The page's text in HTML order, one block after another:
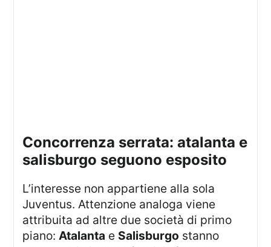
concorrenza serrata: atalanta e
salisburgo seguono esposito
L’interesse non appartiene alla sola
Juventus. Attenzione analoga viene
attribuita ad altre due società di primo
piano:Atalanta e Salisburgo stanno